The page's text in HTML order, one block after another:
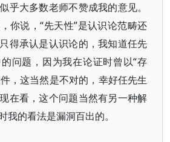
乎大多数老师不赞成我的意见。
你说，“先天性”是认识论范畴还
得承认是认识论的，我知道任先
问题，因为我在论证时曾以“存
，这当然是不对的，幸好任先生
在看，这个问题当然有另一种解
我的看法是漏洞百出的。